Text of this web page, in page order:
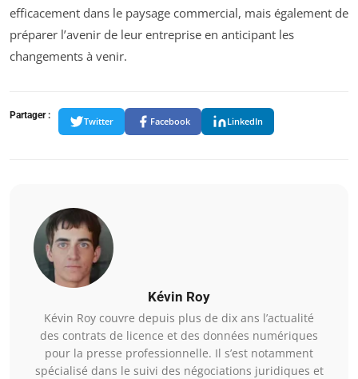
efficacement dans le paysage commercial, mais également de
préparer l’avenir de leur entreprise en anticipant les
changements à venir.
Partager :
Twitter Facebook LinkedIn
Kévin Roy
Kévin Roy couvre depuis plus de dix ans l’actualité
des contrats de licence et des données numériques
pour la presse professionnelle. Il s’est notamment
spécialisé dans le suivi des négociations juridiques et